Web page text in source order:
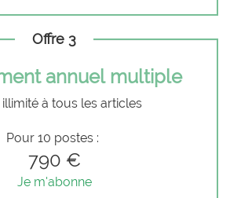
Offre 3
annuel multiple
à tous les articles
Pour 10 postes :
790 €
Je m'abonne